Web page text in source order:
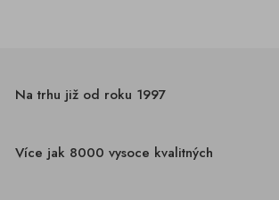
Na trhu již od roku 1997
Více jak 8000 vysoce kvalitných